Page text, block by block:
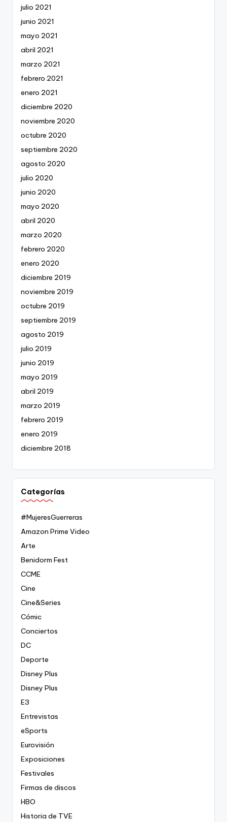
julio 2021
junio 2021
mayo 2021
abril 2021
marzo 2021
febrero 2021
enero 2021
diciembre 2020
noviembre 2020
octubre 2020
septiembre 2020
agosto 2020
julio 2020
junio 2020
mayo 2020
abril 2020
marzo 2020
febrero 2020
enero 2020
diciembre 2019
noviembre 2019
octubre 2019
septiembre 2019
agosto 2019
julio 2019
junio 2019
mayo 2019
abril 2019
marzo 2019
febrero 2019
enero 2019
diciembre 2018
Categorías
#MujeresGuerreras
Amazon Prime Video
Arte
Benidorm Fest
CCME
Cine
Cine&Series
Cómic
Conciertos
DC
Deporte
Disney Plus
Disney Plus
E3
Entrevistas
eSports
Eurovisión
Exposiciones
Festivales
Firmas de discos
HBO
Historia de TVE